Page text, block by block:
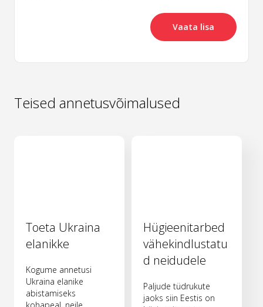
Vaata lisa
Teised annetusvõimalused
Toeta Ukraina
elanikke
Kogume annetusi
Ukraina elanike
abistamiseks
Hügieenitarbed
vähekindlustatu
d neidudele
Paljude tüdrukute
jaoks siin Eestis on